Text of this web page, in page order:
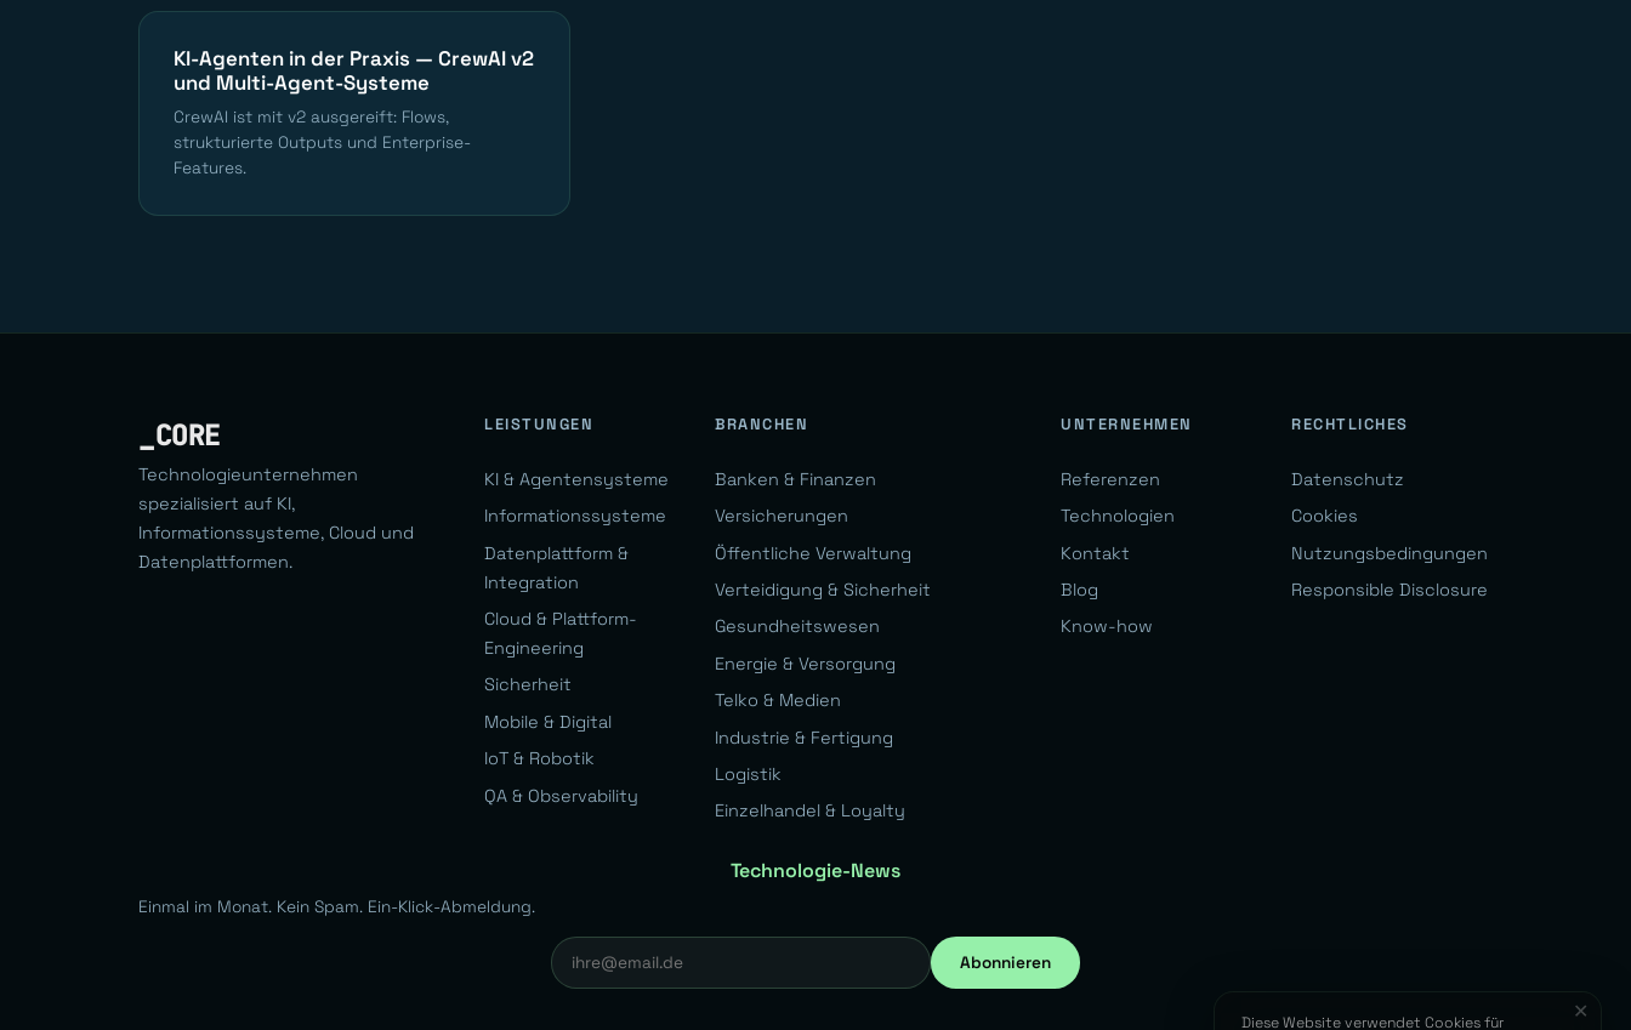
KI-Agenten in der Praxis — CrewAI v2
und Multi-Agent-Systeme
CrewAI ist mit v2 ausgereift: Flows,
strukturierte Outputs und Enterprise-
Features.
_CORE
Technologieunternehmen
spezialisiert auf KI,
Informationssysteme, Cloud und
Datenplattformen.
LEISTUNGEN
KI & Agentensysteme
Informationssysteme
Datenplattform &
Integration
Cloud & Plattform-
Engineering
Sicherheit
Mobile & Digital
IoT & Robotik
QA & Observability
BRANCHEN
Banken & Finanzen
Versicherungen
Öffentliche Verwaltung
Verteidigung & Sicherheit
Gesundheitswesen
Energie & Versorgung
Telko & Medien
Industrie & Fertigung
Logistik
Einzelhandel & Loyalty
UNTERNEHMEN
Referenzen
Technologien
Kontakt
Blog
Know-how
RECHTLICHES
Datenschutz
Cookies
Nutzungsbedingungen
Responsible Disclosure
Technologie-News
Einmal im Monat. Kein Spam. Ein-Klick-Abmeldung.
Abonnieren
✕
Diese Website verwendet Cookies für